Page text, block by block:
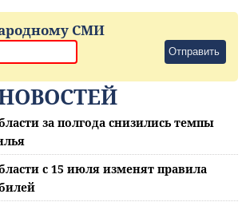
СМИ
Отправить
за полгода снизились темпы
с 15 июля изменят правила